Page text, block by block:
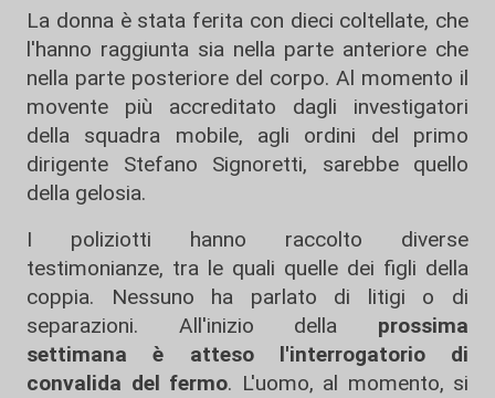
La donna è stata ferita con dieci coltellate, che
l'hanno raggiunta sia nella parte anteriore che
nella parte posteriore del corpo. Al momento il
movente più accreditato dagli investigatori
della squadra mobile, agli ordini del primo
dirigente Stefano Signoretti, sarebbe quello
della gelosia.
I poliziotti hanno raccolto diverse
testimonianze, tra le quali quelle dei figli della
coppia. Nessuno ha parlato di litigi o di
separazioni. All'inizio della prossima
settimana è atteso l'interrogatorio di
convalida del fermo. L'uomo, al momento, si